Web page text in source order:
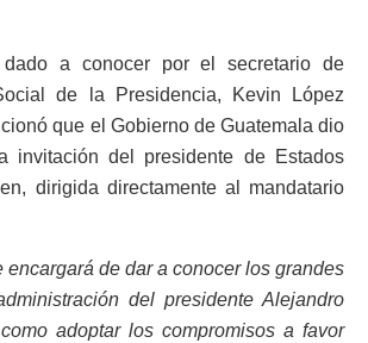
a conocer por el secretario de
de la Presidencia, Kevin López
que el Gobierno de Guatemala dio
invitación del presidente de Estados
dirigida directamente al mandatario
encargará de dar a conocer los grandes
del presidente Alejandro
adoptar los compromisos a favor